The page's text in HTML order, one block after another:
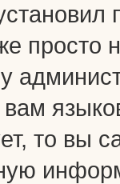
просто
то вы